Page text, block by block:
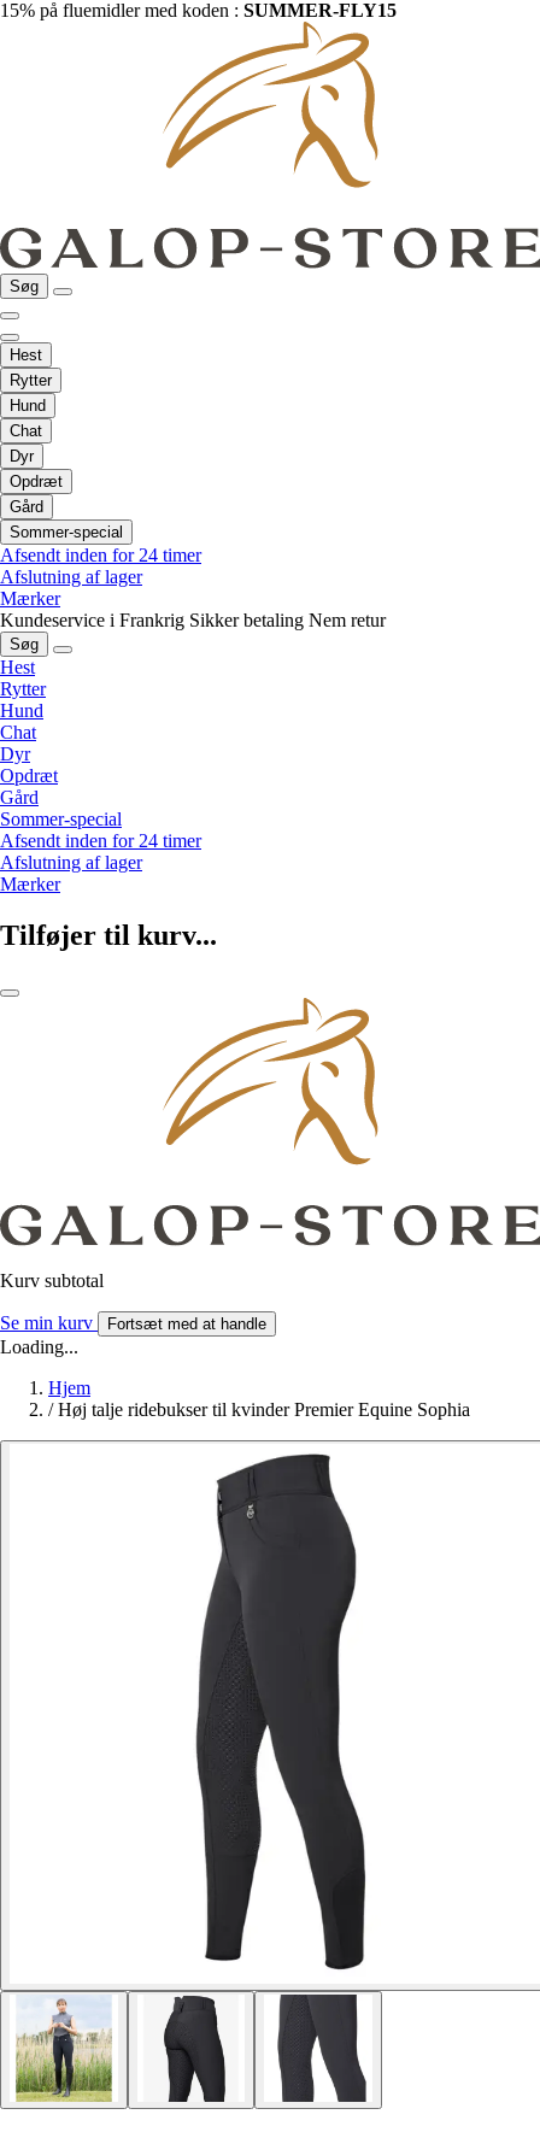
15% på fluemidler med koden : SUMMER-FLY15
Søg
Hest
Rytter
Hund
Chat
Dyr
Opdræt
Gård
Sommer-special
Afsendt inden for 24 timer
Afslutning af lager
Mærker
Kundeservice i Frankrig Sikker betaling Nem retur
Søg
Hest
Rytter
Hund
Chat
Dyr
Opdræt
Gård
Sommer-special
Afsendt inden for 24 timer
Afslutning af lager
Mærker
Tilføjer til kurv...
Kurv subtotal
Se min kurv Fortsæt med at handle
Loading...
Hjem
/ Høj talje ridebukser til kvinder Premier Equine Sophia